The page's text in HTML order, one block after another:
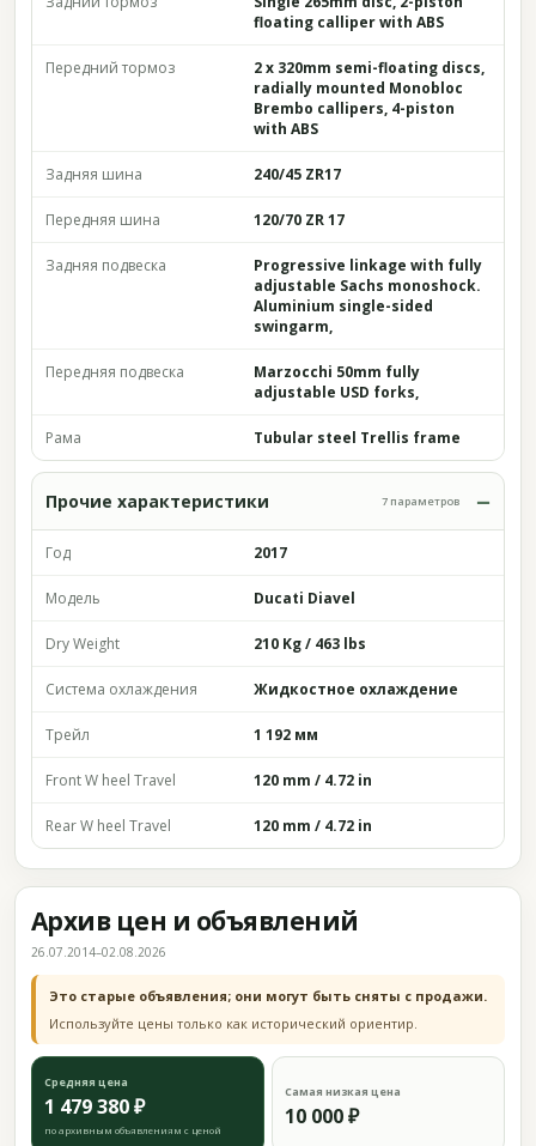
floating calliper with ABS
Передний тормоз
2 x 320mm semi-floating discs,
radially mounted Monobloc
Brembo callipers, 4-piston
with ABS
Задняя шина 240/45 ZR17
Передняя шина 120/70 ZR 17
Задняя подвеска
Progressive linkage with fully
adjustable Sachs monoshock.
Aluminium single-sided
swingarm,
Передняя подвеска
Marzocchi 50mm fully
adjustable USD forks,
Рама Tubular steel Trellis frame
Прочие характеристики 7 параметров
Год 2017
Модель Ducati Diavel
Dry Weight 210 Kg / 463 lbs
Система охлаждения Жидкостное охлаждение
Трейл 1 192 мм
Front W heel Travel 120 mm / 4.72 in
Rear W heel Travel 120 mm / 4.72 in
Архив цен и объявлений
26.07.2014–02.08.2026
Это старые объявления; они могут быть сняты с продажи.
Используйте цены только как исторический ориентир.
Средняя цена
1 479 380 ₽
по архивным объявлениям с ценой
Самая низкая цена
10 000 ₽